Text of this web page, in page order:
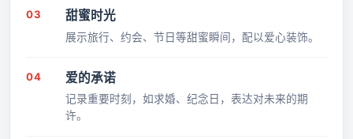
03 甜蜜时光
展示旅行、约会、节日等甜蜜瞬间，配以爱心装饰。
04 爱的承诺
记录重要时刻，如求婚、纪念日，表达对未来的期
许。